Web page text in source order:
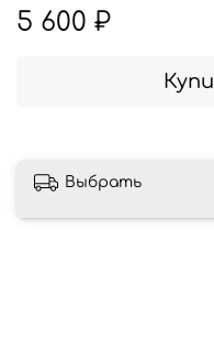
5 600 ₽
Выбрать